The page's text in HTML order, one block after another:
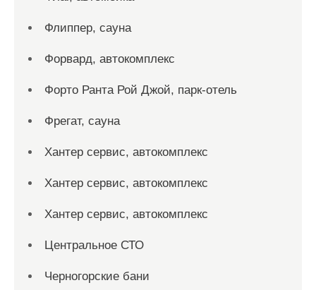
Флиппер, сауна
Форвард, автокомплекс
Форто Ранта Рой Джой, парк-отель
Фрегат, сауна
Хантер сервис, автокомплекс
Хантер сервис, автокомплекс
Хантер сервис, автокомплекс
Центральное СТО
Черногорские бани